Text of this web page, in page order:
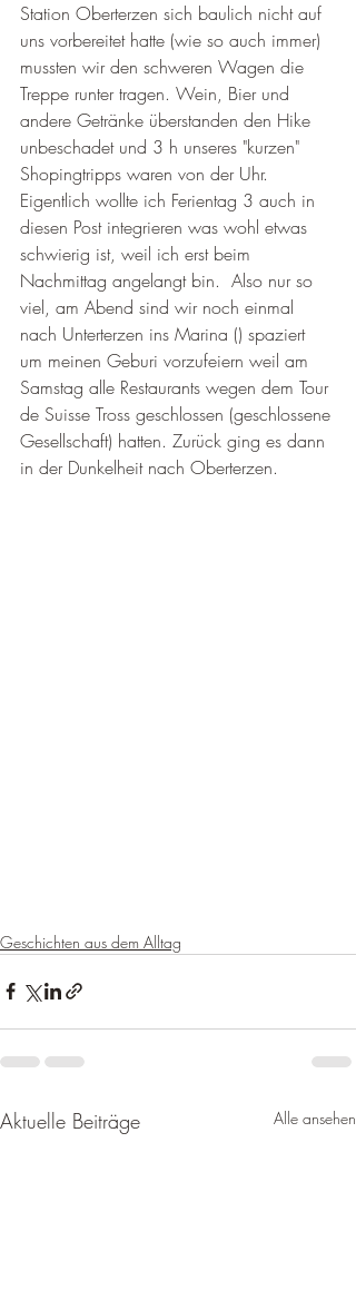
Station Oberterzen sich baulich nicht auf
uns vorbereitet hatte (wie so auch immer)
mussten wir den schweren Wagen die
Treppe runter tragen. Wein, Bier und
andere Getränke überstanden den Hike
unbeschadet und 3 h unseres "kurzen"
Shopingtripps waren von der Uhr.
Eigentlich wollte ich Ferientag 3 auch in
diesen Post integrieren was wohl etwas
schwierig ist, weil ich erst beim
Nachmittag angelangt bin.  Also nur so
viel, am Abend sind wir noch einmal
nach Unterterzen ins Marina () spaziert
um meinen Geburi vorzufeiern weil am
Samstag alle Restaurants wegen dem Tour
de Suisse Tross geschlossen (geschlossene
Gesellschaft) hatten. Zurück ging es dann
in der Dunkelheit nach Oberterzen.
Geschichten aus dem Alltag
Aktuelle Beiträge Alle ansehen